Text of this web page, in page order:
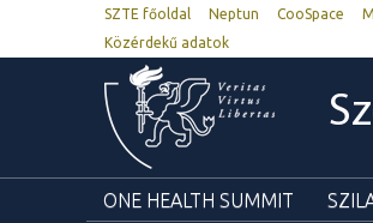
SZTE főoldal Neptun CooSpace
Közérdekű adatok
ONE HEALTH SUMMIT